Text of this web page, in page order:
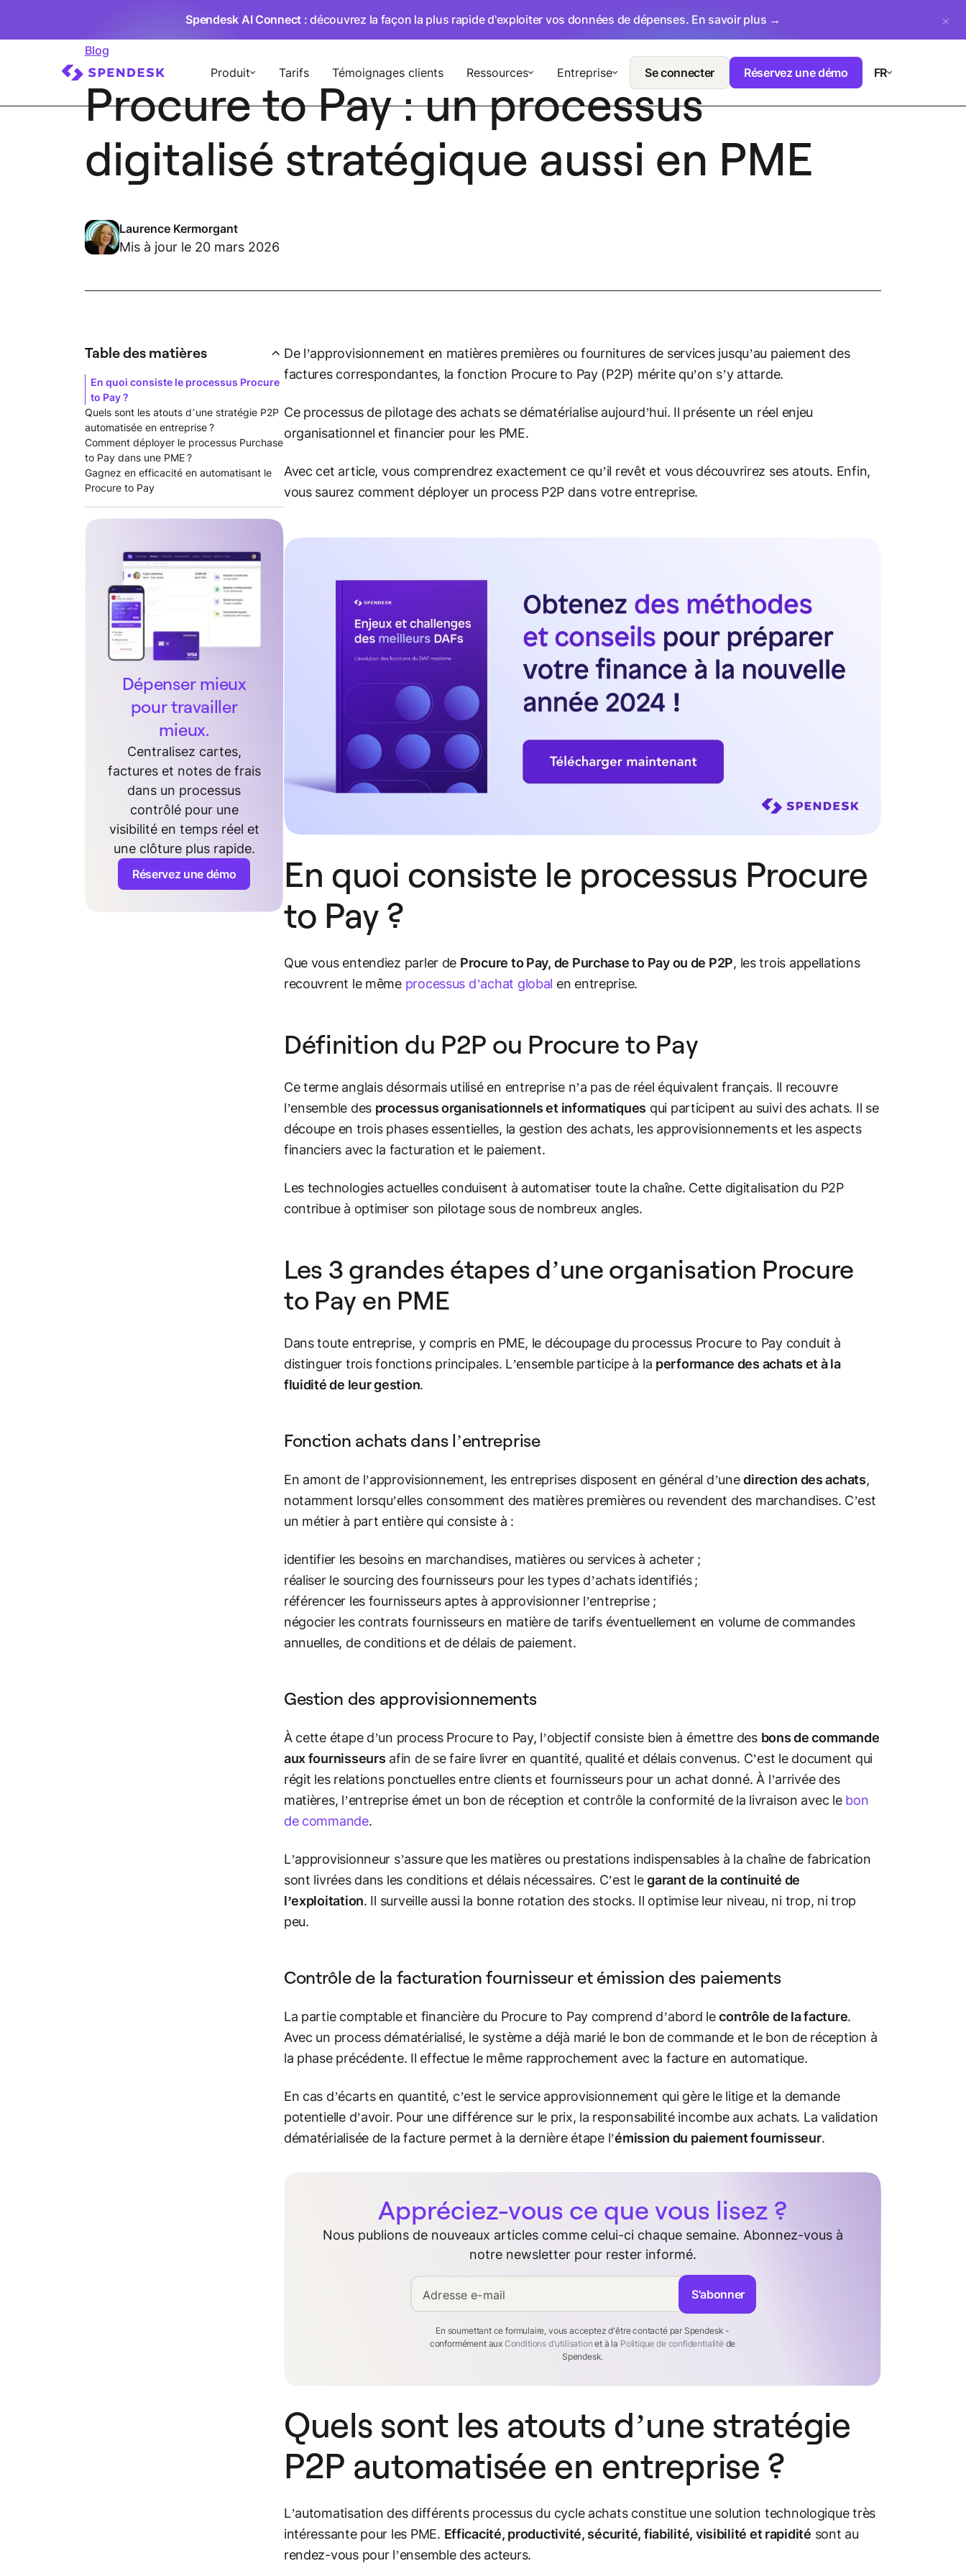
Spendesk AI Connect : découvrez la façon la plus rapide d'exploiter vos données de dépenses. En savoir plus →
Produit Tarifs Témoignages clients Ressources Entreprise Se connecter Réservez une démo FR
Blog
Procure to Pay : un processus
digitalisé stratégique aussi en PME
Laurence Kermorgant
Mis à jour le 20 mars 2026
De l’approvisionnement en matières premières ou fournitures de services jusqu’au paiement des
factures correspondantes, la fonction Procure to Pay (P2P) mérite qu’on s’y attarde.
Ce processus de pilotage des achats se dématérialise aujourd’hui. Il présente un réel enjeu
organisationnel et financier pour les PME.
Avec cet article, vous comprendrez exactement ce qu’il revêt et vous découvrirez ses atouts. Enfin,
vous saurez comment déployer un processP2P dans votre entreprise.
En quoi consiste le processus Procure
to Pay ?
Que vous entendiez parler de Procure to Pay, de Purchase to Pay ou de P2P, les trois appellations
recouvrent le même processus d’achat global en entreprise.
Définition du P2P ou Procure to Pay
Ce terme anglais désormais utilisé en entreprise n’a pas de réel équivalent français. Il recouvre
l’ensemble des processus organisationnels et informatiques qui participent au suivi des achats. Il se
découpe en trois phases essentielles, la gestion des achats, les approvisionnements et les aspects
financiers avec la facturation et le paiement.
Les technologies actuelles conduisent à automatiser toute la chaîne. Cette digitalisation du P2P
contribue à optimiser son pilotage sous de nombreux angles.
Les 3 grandes étapes d’une organisation Procure
to Pay en PME
Dans toute entreprise, y compris en PME, le découpage du processus Procure to Pay conduit à
distinguer trois fonctions principales. L’ensemble participe à la performance des achats et à la
fluidité de leur gestion.
Fonction achats dans l’entreprise
En amont de l’approvisionnement, les entreprises disposent en général d’unedirection des achats,
notamment lorsqu’elles consomment des matières premières ou revendent des marchandises. C’est
un métier à part entière qui consiste à :
identifier les besoins en marchandises, matières ou services à acheter ;
réaliser le sourcing des fournisseurs pour les types d’achats identifiés ;
référencer les fournisseurs aptes à approvisionner l’entreprise ;
négocier les contrats fournisseurs en matière de tarifs éventuellement en volume de commandes
annuelles, de conditions et de délais de paiement.
Gestion des approvisionnements
À cette étape d’un process Procure to Pay, l’objectif consiste bien à émettre des bons de commande
aux fournisseurs afin de se faire livrer en quantité, qualité et délais convenus. C’est le document qui
régit les relations ponctuelles entre clients et fournisseurs pour un achat donné. À l’arrivée des
matières, l’entreprise émet un bon de réception et contrôle la conformité de la livraison avec le bon
de commande.
L’approvisionneur s’assure que les matières ou prestations indispensables à la chaîne de fabrication
sont livrées dans les conditions et délais nécessaires. C’est legarant de la continuité de
l’exploitation. Il surveille aussi la bonne rotation des stocks. Il optimise leur niveau, ni trop, ni trop
peu.
Contrôle de la facturation fournisseur et émission des paiements
La partie comptable et financière du Procure to Pay comprend d’abord lecontrôle de la facture.
Avec un process dématérialisé, le système a déjà marié le bon de commande et le bon de réception à
la phase précédente. Il effectue le même rapprochement avec la facture en automatique.
En cas d’écarts en quantité, c’est le service approvisionnement qui gère le litige et la demande
potentielle d’avoir. Pour une différence sur le prix, la responsabilité incombe aux achats. La validation
dématérialisée de la facture permet à la dernière étape l’émission du paiement fournisseur.
Appréciez-vous ce que vous lisez ?
Nous publions de nouveaux articles comme celui-ci chaque semaine. Abonnez-vous à
notre newsletter pour rester informé.
Adresse e-mail
En soumettant ce formulaire, vous acceptez d'être contacté par Spendesk -
conformément aux Conditions d'utilisation et à la Politique de confidentialitéde
Spendesk.
S'abonner
Quels sont les atouts d’une stratégie
P2P automatisée en entreprise ?
L’automatisation des différents processus du cycle achats constitue une solution technologique très
intéressante pour les PME. Efficacité, productivité, sécurité, fiabilité, visibilité et rapidité sont au
rendez-vous pour l’ensemble des acteurs.
Table des matières
En quoi consiste le processus Procure
to Pay ?
Quels sont les atouts d’une stratégie P2P
automatisée en entreprise ?
Comment déployer le processus Purchase
to Pay dans une PME ?
Gagnez en efficacité en automatisant le
Procure to Pay
Dépenser mieux
pour travailler
mieux.
Centralisez cartes,
factures et notes de frais
dans un processus
contrôlé pour une
visibilité en temps réel et
une clôture plus rapide.
Réservez une démo